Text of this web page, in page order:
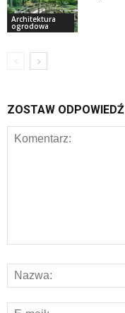
Architektura
ogrodowa
ZOSTAW ODPOWIEDŹ